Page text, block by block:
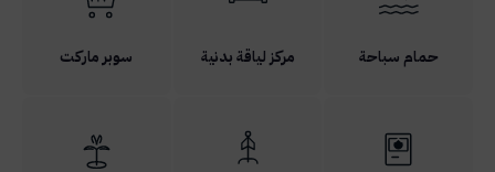
حمام سباحة مركز لياقة بدنية سوبر ماركت